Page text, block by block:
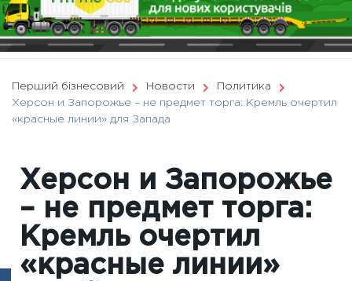
Перший бізнесовий Новости
Политика
Херсон и Запорожье – не предмет торга: Кремль очертил
«красные линии» для Запада
Херсон и Запорожье
– не предмет торга:
Кремль очертил
«красные линии»